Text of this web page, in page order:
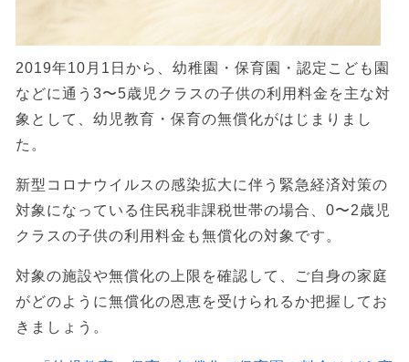
2019年10月1日から、幼稚園・保育園・認定こども園
などに通う3〜5歳児クラスの子供の利用料金を主な対
象として、幼児教育・保育の無償化がはじまりまし
た。
新型コロナウイルスの感染拡大に伴う緊急経済対策の
対象になっている住民税非課税世帯の場合、0〜2歳児
クラスの子供の利用料金も無償化の対象です。
対象の施設や無償化の上限を確認して、ご自身の家庭
がどのように無償化の恩恵を受けられるか把握してお
きましょう。